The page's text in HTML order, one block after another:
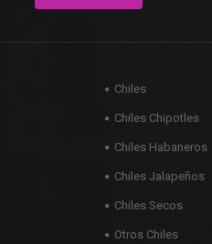
Chiles
Chiles Chipotles
Chiles Habaneros
Chiles Jalapeños
Chiles Secos
Otros Chiles